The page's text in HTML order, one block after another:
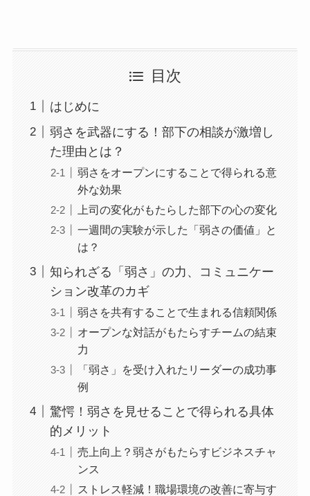
目次
はじめに
弱さを武器にする！部下の相談が激増し
た理由とは？
弱さをオープンにすることで得られる意
外な効果
上司の変化がもたらした部下の心の変化
一週間の実験が示した「弱さの価値」と
は？
知られざる「弱さ」の力、コミュニケー
ション改革のカギ
弱さを共有することで生まれる信頼関係
オープンな対話がもたらすチームの結束
力
「弱さ」を受け入れたリーダーの成功事
例
驚愕！弱さを見せることで得られる具体
的メリット
売上向上？弱さがもたらすビジネスチャ
ンス
ストレス軽減！職場環境の改善に寄与す